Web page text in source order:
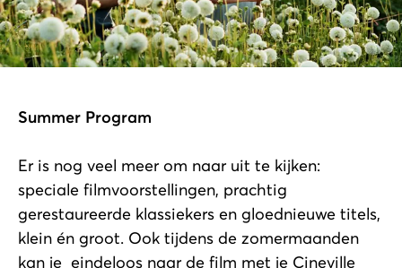
Summer Program
Er is nog veel meer om naar uit te kijken:
speciale filmvoorstellingen, prachtig
gerestaureerde klassiekers en gloednieuwe titels,
klein én groot. Ook tijdens de zomermaanden
kan je eindeloos naar de film met je Cineville